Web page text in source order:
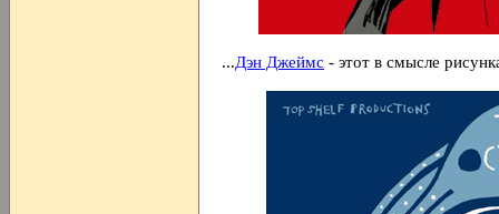
...Дэн Джеймс - этот в смысле